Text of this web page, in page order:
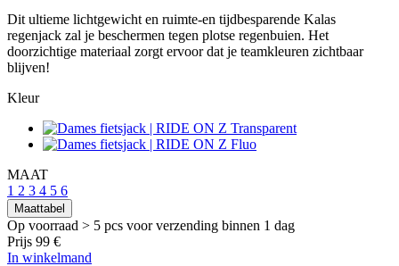
Dit ultieme lichtgewicht en ruimte-en tijdbesparende Kalas
regenjack zal je beschermen tegen plotse regenbuien. Het
doorzichtige materiaal zorgt ervoor dat je teamkleuren zichtbaar
blijven!
Kleur
MAAT
1 2 3 4 5 6
Maattabel
Op voorraad > 5 pcs voor verzending binnen 1 dag
Prijs 99 €
In winkelmand